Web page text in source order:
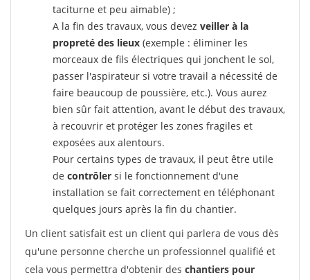
taciturne et peu aimable) ;
A la fin des travaux, vous devez veiller à la
propreté des lieux (exemple : éliminer les
morceaux de fils électriques qui jonchent le sol,
passer l'aspirateur si votre travail a nécessité de
faire beaucoup de poussière, etc.). Vous aurez
bien sûr fait attention, avant le début des travaux,
à recouvrir et protéger les zones fragiles et
exposées aux alentours.
Pour certains types de travaux, il peut être utile
de contrôler si le fonctionnement d'une
installation se fait correctement en téléphonant
quelques jours après la fin du chantier.
Un client satisfait est un client qui parlera de vous dès
qu'une personne cherche un professionnel qualifié et
cela vous permettra d'obtenir des chantiers pour